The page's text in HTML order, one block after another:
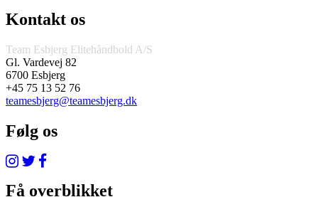
Kontakt os
Team Esbjerg Elitehåndbold A/S
Gl. Vardevej 82
6700 Esbjerg
+45 75 13 52 76
teamesbjerg@teamesbjerg.dk
Følg os
Få overblikket